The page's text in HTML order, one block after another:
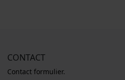
CONTACT
Contact formulier.